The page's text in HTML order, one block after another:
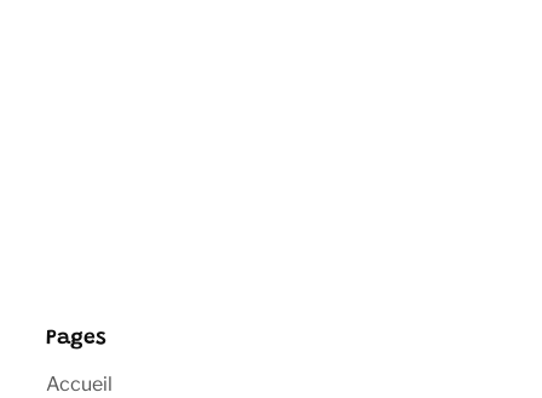
Pages
Accueil